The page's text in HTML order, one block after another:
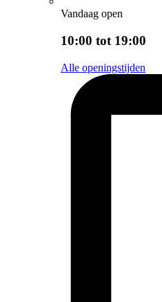
Vandaag open
10:00 tot 19:00
Alle openingstijden